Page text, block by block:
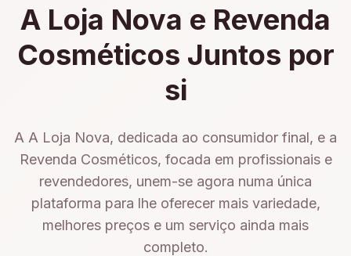
A Loja Nova e Revenda
Cosméticos Juntos por
si
A A Loja Nova, dedicada ao consumidor final, e a
Revenda Cosméticos, focada em profissionais e
revendedores, unem-se agora numa única
plataforma para lhe oferecer mais variedade,
melhores preços e um serviço ainda mais
completo.